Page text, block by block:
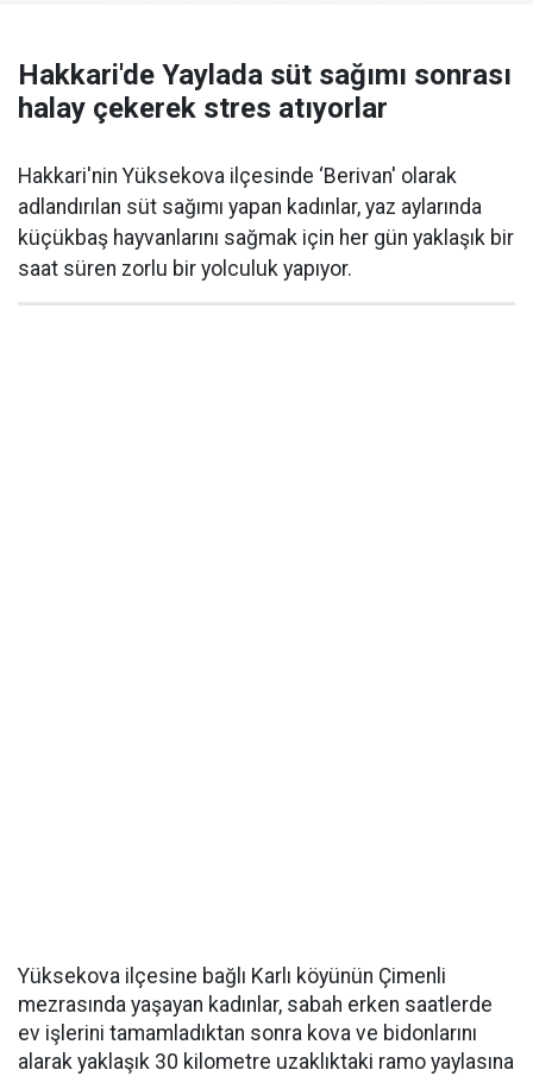
Hakkari'de Yaylada süt sağımı sonrası
halay çekerek stres atıyorlar
Hakkari'nin Yüksekova ilçesinde ‘Berivan' olarak
adlandırılan süt sağımı yapan kadınlar, yaz aylarında
küçükbaş hayvanlarını sağmak için her gün yaklaşık bir
saat süren zorlu bir yolculuk yapıyor.
Yüksekova ilçesine bağlı Karlı köyünün Çimenli
mezrasında yaşayan kadınlar, sabah erken saatlerde
ev işlerini tamamladıktan sonra kova ve bidonlarını
alarak yaklaşık 30 kilometre uzaklıktaki ramo yaylasına